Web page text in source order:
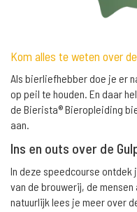
Kom alles te weten over
Als bierliefhebber doe je er
op peil te houden. En daar
de Bierista® Bieropleiding
aan.
Ins en outs over de
In deze speedcourse
van de brouwerij, de
natuurlijk lees je meer over